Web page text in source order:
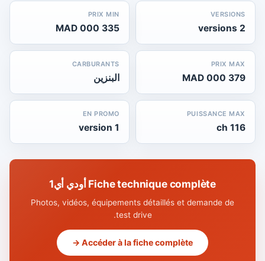
VERSIONS
2 versions
PRIX MIN
335 000 MAD
PRIX MAX
379 000 MAD
CARBURANTS
البنزين
PUISSANCE MAX
116 ch
EN PROMO
1 version
Fiche technique complète أودي أي1
Photos, vidéos, équipements détaillés et demande de
test drive.
Accéder à la fiche complète →